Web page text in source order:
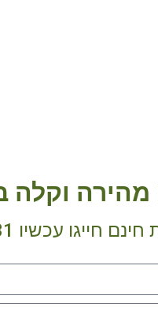
מהירה
פרטים ואחזור אליכם בהקדם